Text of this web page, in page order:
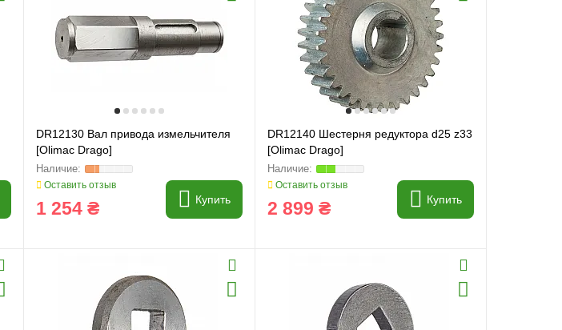
DR12130 Вал привода измельчителя
[Olimac Drago]
Оставить отзыв
1 254 ₴ Купить
DR12140 Шестерня редуктора d25 z33
[Olimac Drago]
Оставить отзыв
2 899 ₴ Купить